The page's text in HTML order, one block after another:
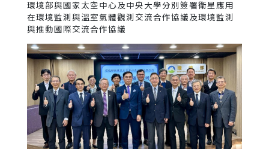
環境部與國家太空中心及中央大學分別簽署衛星應用
在環境監測與溫室氣體觀測交流合作協議及環境監測
與推動國際交流合作協議